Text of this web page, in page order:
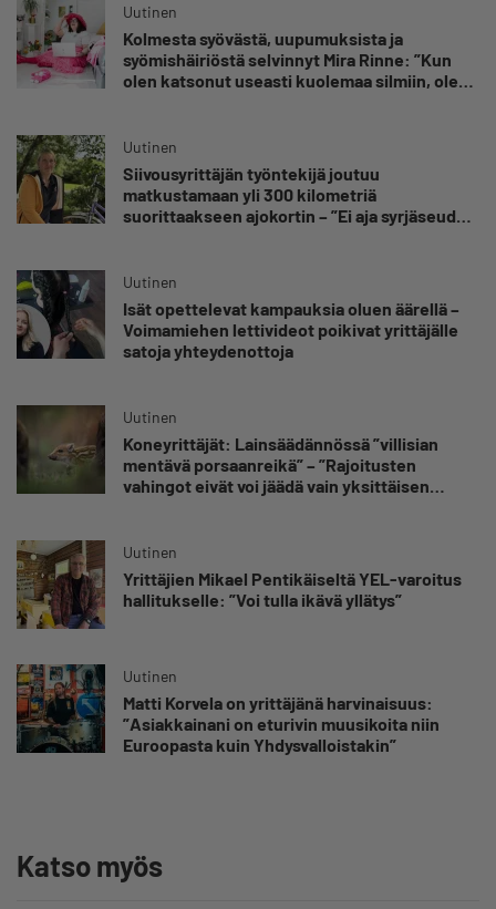
Uutinen
Kolmesta syövästä, uupumuksista ja
syömishäiriöstä selvinnyt Mira Rinne: ”Kun
olen katsonut useasti kuolemaa silmiin, olen
Uutinen
Siivousyrittäjän työntekijä joutuu
matkustamaan yli 300 kilometriä
suorittaakseen ajokortin – ”Ei aja syrjäseudun
Uutinen
Isät opettelevat kampauksia oluen äärellä –
Voimamiehen lettivideot poikivat yrittäjälle
satoja yhteydenottoja
Uutinen
Koneyrittäjät: Lainsäädännössä ”villisian
mentävä porsaanreikä” – ”Rajoitusten
vahingot eivät voi jäädä vain yksittäisen
Uutinen
Yrittäjien Mikael Pentikäiseltä YEL-varoitus
hallitukselle: ”Voi tulla ikävä yllätys”
Uutinen
Matti Korvela on yrittäjänä harvinaisuus:
”Asiakkainani on eturivin muusikoita niin
Euroopasta kuin Yhdysvalloistakin”
Katso myös